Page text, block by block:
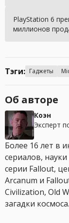
PlayStation 6
миллионов
Тэги: Гаджеты
Об авторе
Коэн
Эксперт
Более 16 лет в
сериалов,
серии Fallout,
Arcanum и
Civilization, Old
загадки космоса.